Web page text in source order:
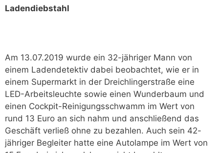
Ladendiebstahl
Am 13.07.2019 wurde ein 32-jähriger Mann von
einem Ladendetektiv dabei beobachtet, wie er in
einem Supermarkt in der Dreichlingerstraße eine
LED-Arbeitsleuchte sowie einen Wunderbaum und
einen Cockpit-Reinigungsschwamm im Wert von
rund 13 Euro an sich nahm und anschließend das
Geschäft verließ ohne zu bezahlen. Auch sein 42-
jähriger Begleiter hatte eine Autolampe im Wert von